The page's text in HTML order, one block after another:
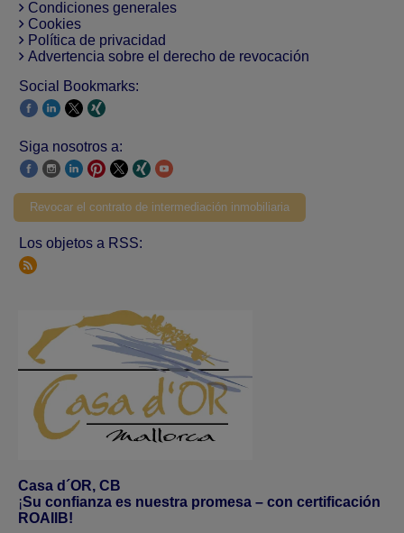
Condiciones generales
Cookies
Política de privacidad
Advertencia sobre el derecho de revocación
Social Bookmarks:
Siga nosotros a:
Revocar el contrato de intermediación inmobiliaria
Los objetos a RSS:
Casa d´OR, CB
¡Su confianza es nuestra promesa – con certificación
ROAIIB!